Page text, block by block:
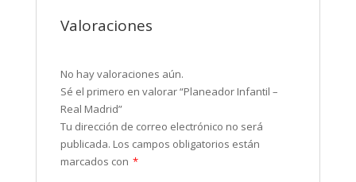
Valoraciones
No hay valoraciones aún.
Sé el primero en valorar “Planeador Infantil –
Real Madrid”
Tu dirección de correo electrónico no será
publicada. Los campos obligatorios están
marcados con *